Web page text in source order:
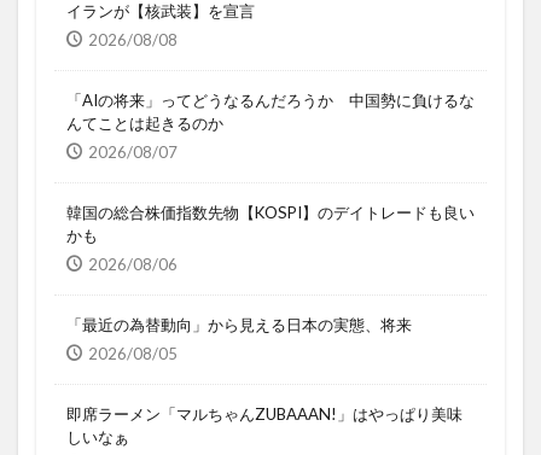
イランが【核武装】を宣言
2026/08/08
「AIの将来」ってどうなるんだろうか 中国勢に負けるな
んてことは起きるのか
2026/08/07
韓国の総合株価指数先物【KOSPI】のデイトレードも良い
かも
2026/08/06
「最近の為替動向」から見える日本の実態、将来
2026/08/05
即席ラーメン「マルちゃんZUBAAAN!」はやっぱり美味
しいなぁ